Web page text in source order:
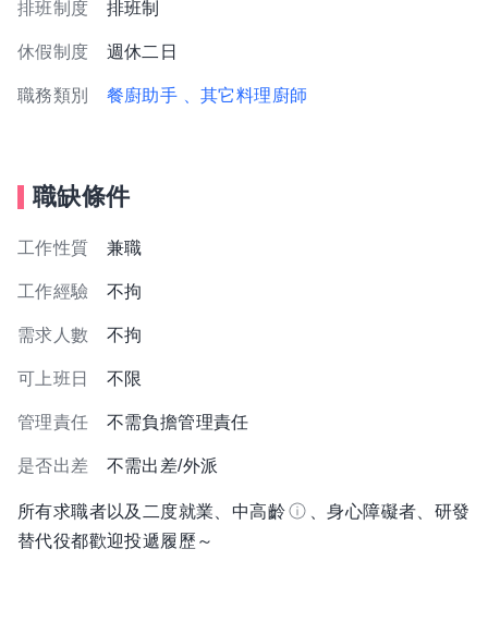
排班制度 排班制
休假制度 週休二日
職務類別 餐廚助手 、其它料理廚師
職缺條件
工作性質 兼職
工作經驗 不拘
需求人數 不拘
可上班日 不限
管理責任 不需負擔管理責任
是否出差 不需出差/外派
所有求職者以及二度就業、中高齡
、身心障礙者、研發
替代役都歡迎投遞履歷～